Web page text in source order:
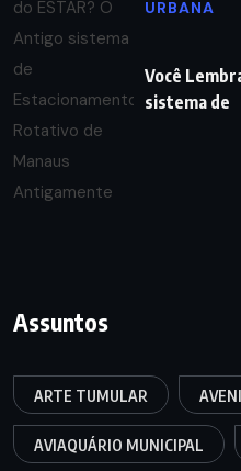
URBANA
Você
sistema de
Assuntos
ARTE TUMULAR
AVIAQUÁRIO MUNICIPAL